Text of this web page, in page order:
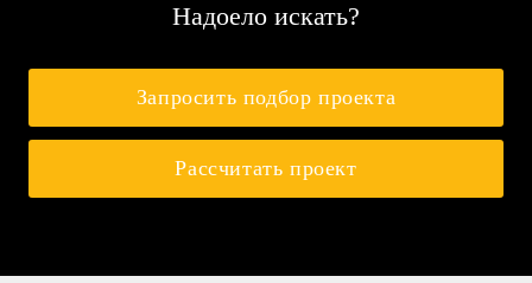
Надоело искать?
Запросить подбор проекта
Рассчитать проект